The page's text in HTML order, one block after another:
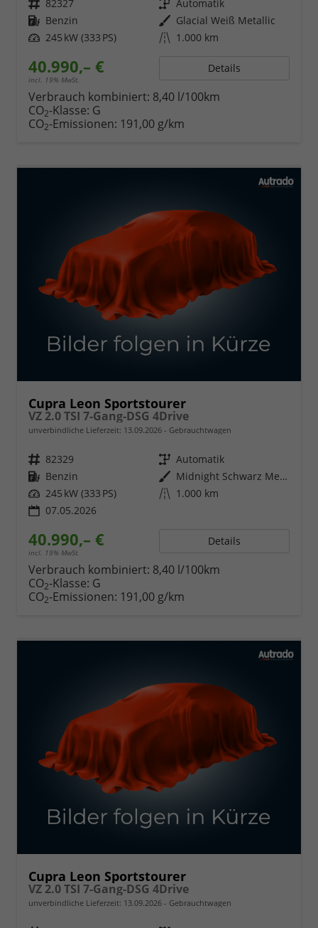
Fahrzeugnr. 82327 Getriebe Automatik
Kraftstoff Benzin Außenfarbe Glacial Weiß Metallic
Leistung 245 kW (333 PS) Kilometerstand 1.000 km
40.990,– €
incl. 19% MwSt.
Details
Verbrauch kombiniert: 8,40 l/100km
CO2-Klasse: G
CO2-Emissionen: 191,00 g/km
Cupra Leon Sportstourer
VZ 2.0 TSI 7-Gang-DSG 4Drive
unverbindliche Lieferzeit: 13.09.2026 Gebrauchtwagen
Fahrzeugnr. 82329 Getriebe Automatik
Kraftstoff Benzin Außenfarbe
Midnight Schwarz Metallic
Leistung 245 kW (333 PS) Kilometerstand 1.000 km
07.05.2026
40.990,– €
incl. 19% MwSt.
Details
Verbrauch kombiniert: 8,40 l/100km
CO2-Klasse: G
CO2-Emissionen: 191,00 g/km
Cupra Leon Sportstourer
VZ 2.0 TSI 7-Gang-DSG 4Drive
unverbindliche Lieferzeit: 13.09.2026 Gebrauchtwagen